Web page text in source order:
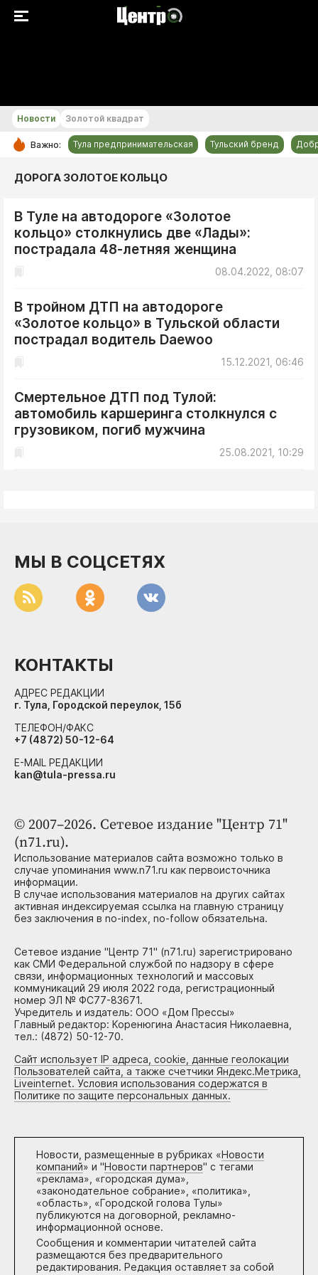
РУБРИКИ
Культура
Происшествия
Тула предпринимательская
ДоброЦентр
Голодный шпион
Новости Золотой квадрат
Важно: Тула предпринимательская Тульский бренд
ДОРОГА ЗОЛОТОЕ КОЛЬЦО
В Туле на автодороге «Золотое
кольцо» столкнулись две «Лады»:
пострадала 48-летняя женщина
08.04.2022, 08:07
В тройном ДТП на автодороге
«Золотое кольцо» в Тульской области
пострадал водитель Daewoo
15.12.2021, 06:46
Смертельное ДТП под Тулой:
автомобиль каршеринга столкнулся с
грузовиком, погиб мужчина
25.08.2021, 10:29
© 2007–2026. Сетевое издание "Центр 71"
(n71.ru).
Использование материалов сайта возможно только в
случае упоминания www.n71.ru как первоисточника
информации.
В случае использования материалов на других сайтах
активная индексируемая ссылка на главную страницу
без заключения в no-index, no-follow обязательна.
Сетевое издание "Центр 71" (n71.ru) зарегистрировано
как СМИ Федеральной службой по надзору в сфере
связи, информационных технологий и массовых
коммуникаций 29 июля 2022 года, регистрационный
номер ЭЛ № ФС77-83671.
Учредитель и издатель: ООО «Дом Прессы»
Главный редактор: Коренюгина Анастасия Николаевна,
тел.: (4872) 50-12-70.
Сайт использует IP адреса, cookie, данные геолокации
Пользователей сайта, а также счетчики Яндекс.Метрика,
Liveinternet. Условия использования содержатся в
Политике по защите персональных данных.
Новости, размещенные в рубриках «Новости
компаний» и "Новости партнеров" с тегами
«реклама», «городская дума»,
«законодательное собрание», «политика»,
«область», «Городской голова Тулы»
публикуются на договорной, рекламно-
информационной основе.
Сообщения и комментарии читателей сайта
размещаются без предварительного
редактирования. Редакция оставляет за собой
МЫ В СОЦСЕТЯХ
КОНТАКТЫ
АДРЕС РЕДАКЦИИ
г. Тула, Городской переулок, 15б
ТЕЛЕФОН/ФАКС
+7 (4872) 50-12-64
E-MAIL РЕДАКЦИИ
kan@tula-pressa.ru